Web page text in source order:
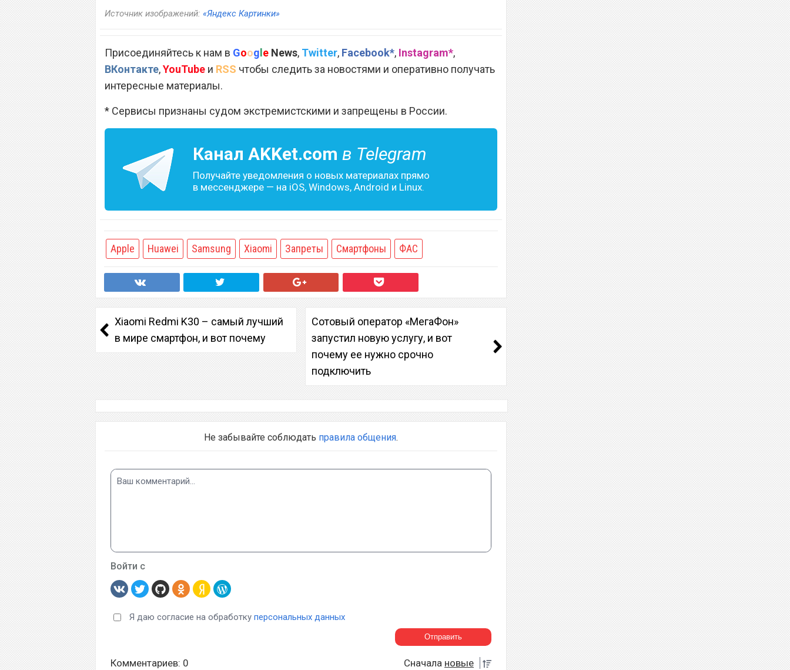
Источник изображений: «Яндекс Картинки»
Присоединяйтесь к нам в Google News, Twitter, Facebook*, Instagram*,
ВКонтакте,YouTube и RSS чтобы следить за новостями и оперативно получать
интересные материалы.
* Сервисы признаны судом экстремистскими и запрещены в России.
Канал AKKet.com в Telegram
Получайте уведомления о новых материалах прямо
в мессенджере — на iOS, Windows, Android и Linux.
Apple Huawei Samsung Xiaomi Запреты Смартфоны ФАС
Xiaomi Redmi K30 – самый лучший
в мире смартфон, и вот почему
Сотовый оператор «МегаФон»
запустил новую услугу, и вот
почему ее нужно срочно
подключить
Не забывайте соблюдать правила общения.
Войти с
Я даю согласие на обработку персональных данных
Комментариев: 0 Сначала новые